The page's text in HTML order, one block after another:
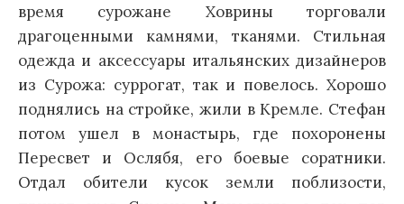
время сурожане Ховрины торговали
драгоценными камнями, тканями. Стильная
одежда и аксессуары итальянских дизайнеров
из Сурожа: суррогат, так и повелось. Хорошо
поднялись на стройке, жили в Кремле. Стефан
потом ушел в монастырь, где похоронены
Пересвет и Ослябя, его боевые соратники.
Отдал обители кусок земли поблизости,